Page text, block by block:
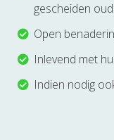
gescheiden
Open
Inlevend met
Indien nodig